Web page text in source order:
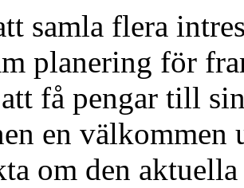
samla flera
planering för
få pengar till
en välkommen
om den